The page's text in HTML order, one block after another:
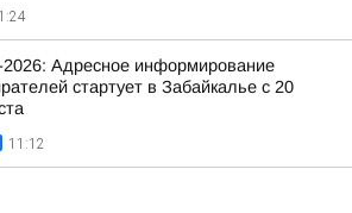
Адресное информирование
стартует в Забайкалье с 20
11:12